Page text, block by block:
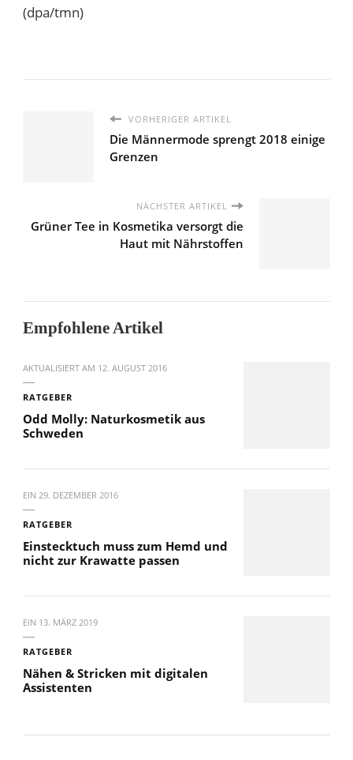
(dpa/tmn)
VORHERIGER ARTIKEL
Die Männermode sprengt 2018 einige
Grenzen
NÄCHSTER ARTIKEL
Grüner Tee in Kosmetika versorgt die
Haut mit Nährstoffen
Empfohlene Artikel
AKTUALISIERT AM 12. AUGUST 2016
RATGEBER
Odd Molly: Naturkosmetik aus
Schweden
EIN 29. DEZEMBER 2016
RATGEBER
Einstecktuch muss zum Hemd und
nicht zur Krawatte passen
EIN 13. MÄRZ 2019
RATGEBER
Nähen & Stricken mit digitalen
Assistenten